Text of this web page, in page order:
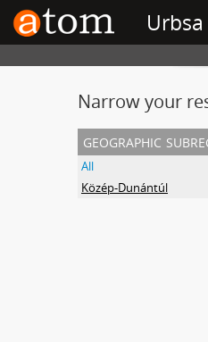
Urbsa
Narrow your
geographic
All
Közép-Dunántúl